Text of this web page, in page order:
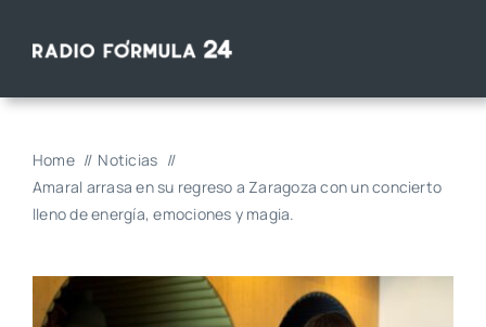
Home
Noticias
Amaral arrasa en su regreso a Zaragoza con un concierto
lleno de energía, emociones y magia.